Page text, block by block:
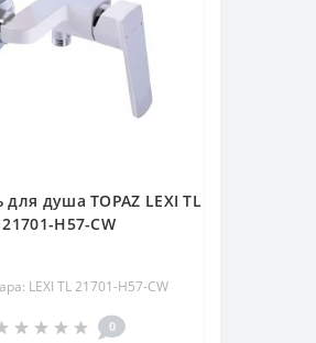
душа TOPAZ LEXI TL
21701-H57-CW
LEXI TL 21701-H57-CW
0